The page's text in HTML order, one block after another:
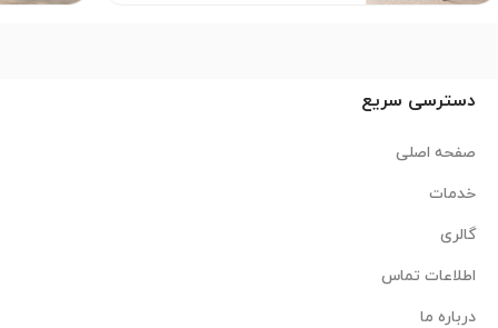
دسترسی سریع
صفحه اصلی
خدمات
گالری
اطلاعات تماس
درباره ما